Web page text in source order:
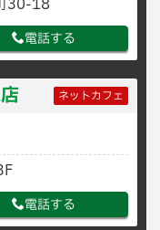
30-18
電話する
ネットカフェ
電話する